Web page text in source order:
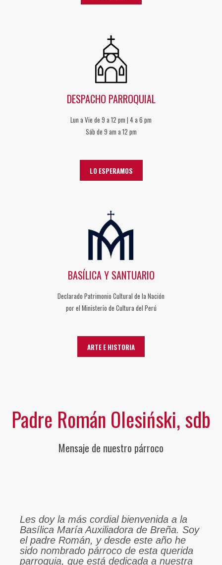
DESPACHO PARROQUIAL
Lun a Vie de 9 a 12 pm | 4 a 6 pm
Sáb de 9 am a 12 pm
LO ESPERAMOS
BASÍLICA Y SANTUARIO
Declarado Patrimonio Cultural de la Nación
por el Ministerio de Cultura del Perú
ARTE E HISTORIA
Padre Román Olesiński, sdb
Mensaje de nuestro párroco
Les doy la más cordial bienvenida a la
Basílica María Auxiliadora de Breña. Soy
el padre Román, y desde este año he
sido nombrado párroco de esta querida
parroquia, que está dedicada a nuestra